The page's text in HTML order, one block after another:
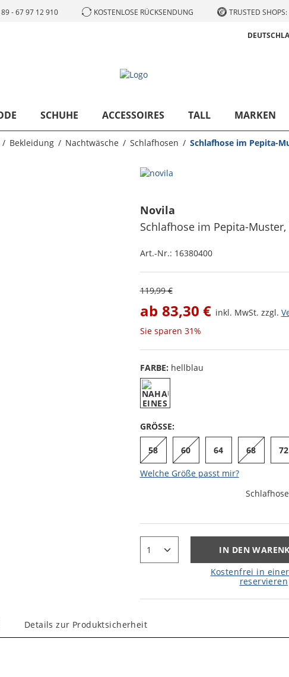
89 - 67 97 12 910 KOSTENLOSE RÜCKSENDUNG TRUSTED
SCHUHE ACCESSOIRES TALL MARKEN
Bekleidung Nachtwäsche Schlafhosen Schlafhose im Pepita-
Novila
Schlafhose im Pepita-Muster,
Art.-Nr.: 16380400
119,99 €
ab 83,30 € inkl. MwSt. zzgl.
Sie sparen 31%
FARBE: hellblau
GRÖSSE:
58 60 64 68 72
Welche Größe passt mir?
IN DEN
Kostenfrei in
reservieren
Details zur Produktsicherheit